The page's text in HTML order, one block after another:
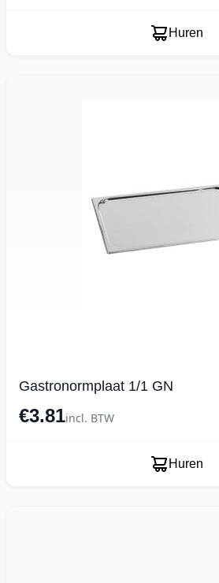
Huren
Gastronormplaat 1/1 GN
€3.81incl. BTW
Huren